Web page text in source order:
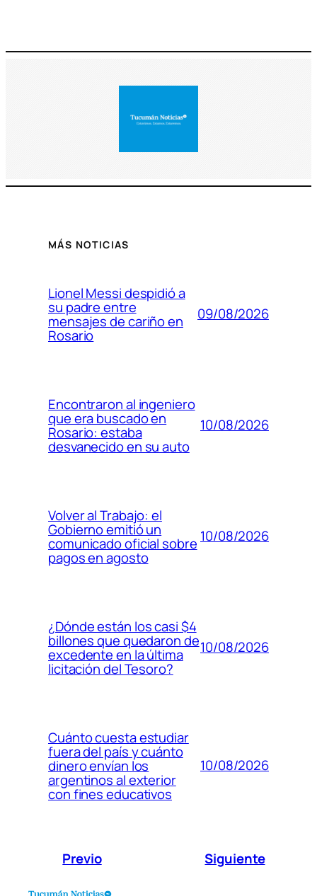
MÁS NOTICIAS
Lionel Messi despidió a
su padre entre
mensajes de cariño en
Rosario
09/08/2026
Encontraron al ingeniero
que era buscado en
Rosario: estaba
desvanecido en su auto
10/08/2026
Volver al Trabajo: el
Gobierno emitió un
comunicado oficial sobre
pagos en agosto
10/08/2026
¿Dónde están los casi $4
billones que quedaron de
excedente en la última
licitación del Tesoro?
10/08/2026
Cuánto cuesta estudiar
fuera del país y cuánto
dinero envían los
argentinos al exterior
con fines educativos
10/08/2026
Previo Siguiente